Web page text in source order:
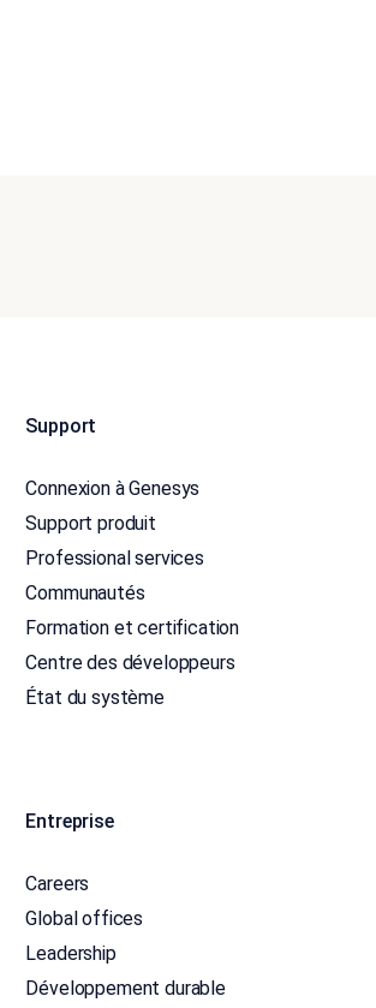
Support
Connexion à Genesys
Support produit
Professional services
Communautés
Formation et certification
Centre des développeurs
État du système
Entreprise
Careers
Global offices
Leadership
Développement durable